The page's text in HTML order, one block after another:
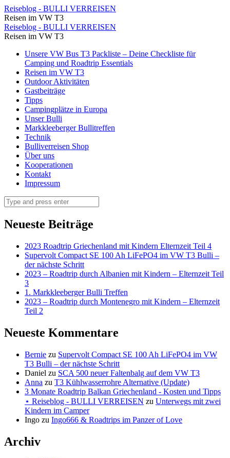
lefkada
Besichtigungstipps
(2)
Reiseblog
BULLI
VERREISEN
Reiseblog - BULLI VERREISEN
Reisen im VW T3
lefkada
Besichtigungstipps
(2)
Reiseblog
BULLI
VERREISEN
Reiseblog - BULLI VERREISEN
Reisen im VW T3
Skip
content
Unsere VW Bus T3 Packliste – Deine Checkliste für
Camping und Roadtrip Essentials
Reisen im VW T3
Outdoor Aktivitäten
Gastbeiträge
Tipps
Campingplätze in Europa
Unser Bulli
Markkleeberger Bullitreffen
Technik
Bulliverreisen Shop
Über uns
Kooperationen
Kontakt
Impressum
Search
Neueste Beiträge
2023 Roadtrip Griechenland mit Kindern Elternzeit Teil 4
Supervolt Compact SE 100 Ah LiFePO4 im VW T3 Bulli –
der nächste Schritt
2023 – Roadtrip durch Albanien mit Kindern – Elternzeit Teil
3
1. Markkleeberger Bulli Treffen
2023 – Roadtrip durch Montenegro mit Kindern – Elternzeit
Teil 2
Neueste Kommentare
Bernie zu Supervolt Compact SE 100 Ah LiFePO4 im VW
T3 Bulli – der nächste Schritt
Daniel zu SCA 500 neuer Faltenbalg auf dem VW T3
Anna zu T3 Kühlwasserrohre Alternative (Update)
3 Monate Roadtrip Balkan Griechenland - Kosten und Tipps
⋆ Reiseblog - BULLI VERREISEN zu Unterwegs mit zwei
Kindern im Camper
Ingo zu Ingo666 & Roadtrips im Panzer of Love
Archiv